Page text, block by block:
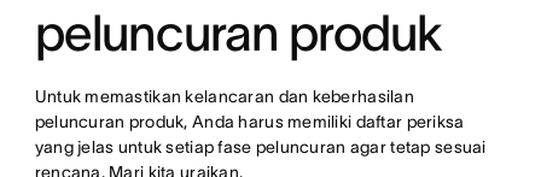
peluncuran produk
Untuk memastikan kelancaran dan keberhasilan
peluncuran produk, Anda harus memiliki daftar periksa
yang jelas untuk setiap fase peluncuran agar tetap sesuai
rencana. Mari kita uraikan.